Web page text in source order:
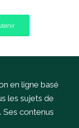
en ligne basé
les sujets de
Ses contenus